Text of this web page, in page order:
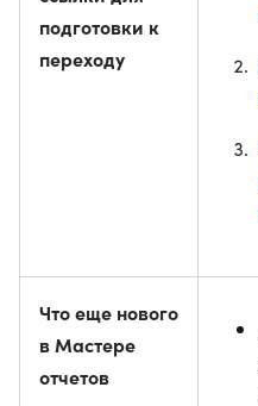
подготовки к
переходу
Что еще нового
в Мастере
отчетов